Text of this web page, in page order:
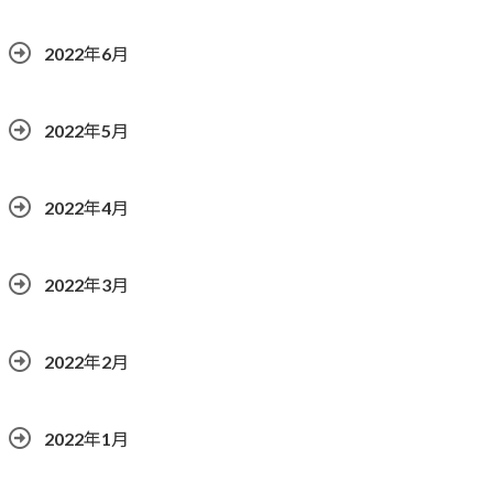
2022年6月
2022年5月
2022年4月
2022年3月
2022年2月
2022年1月